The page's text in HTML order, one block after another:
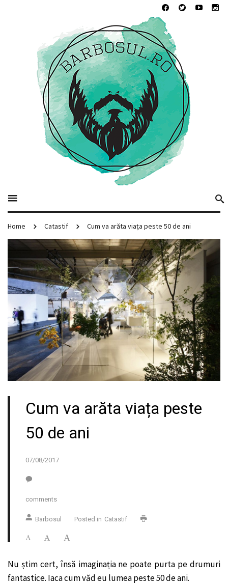
Home Catastif Cum va arăta viața peste 50 de ani
Cum va arăta viața peste
50 de ani
07/08/2017
comments
Barbosul Posted in Catastif
Nu știm cert, însă imaginația ne poate purta pe drumuri
fantastice. Iaca cum văd eu lumea peste 50 de ani.